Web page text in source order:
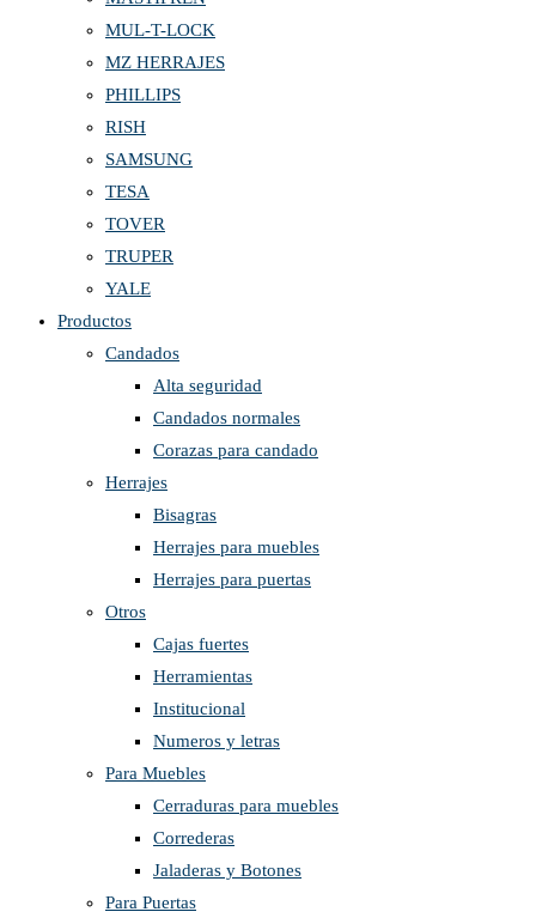
MUL-T-LOCK
MZ HERRAJES
PHILLIPS
RISH
SAMSUNG
TESA
TOVER
TRUPER
YALE
Productos
Candados
Alta seguridad
Candados normales
Corazas para candado
Herrajes
Bisagras
Herrajes para muebles
Herrajes para puertas
Otros
Cajas fuertes
Herramientas
Institucional
Numeros y letras
Para Muebles
Cerraduras para muebles
Correderas
Jaladeras y Botones
Para Puertas